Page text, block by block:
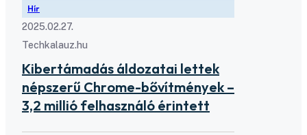
Hír
2025.02.27.
Techkalauz.hu
Kibertámadás áldozatai lettek
népszerű Chrome-bővítmények –
3,2 millió felhasználó érintett